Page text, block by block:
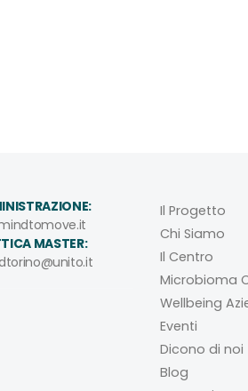
MASTER:
Il Progetto
Chi Siamo
Il Centro
Microbioma
Wellbeing
Eventi
Dicono di noi
Blog